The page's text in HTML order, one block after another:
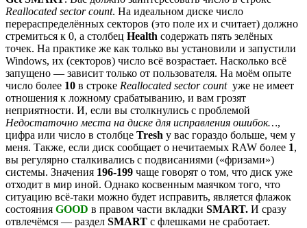
Reallocated sector count. На идеальном диске число
перераспределённых секторов (это поле их и считает) должно
стремиться к 0, а столбец Health содержать пять зелёных
точек. На практике же как только вы установили и запустили
Windows, их (секторов) число всё возрастает. Насколько всё
запущено — зависит только от пользователя. На моём опыте
число более 10 в строке Reallocated sector count уже не имеет
отношения к ложному срабатыванию, и вам грозят
неприятности. И, если вы столкнулись с проблемой
Недостаточно места на диске для исправления ошибок…,
цифра или число в столбце Tresh у вас гораздо больше, чем у
меня. Также, если диск сообщает о нечитаемых RAW более 1,
вы регулярно сталкивались с подвисаниями («фризами»)
системы. Значения 196-199 чаще говорят о том, что диск уже
отходит в мир иной. Однако косвенным маячком того, что
ситуацию всё-таки можно будет исправить, является флажок
состояния GOOD в правом части вкладки SMART. И сразу
отвлечёмся — раздел SMART с флешками не сработает.